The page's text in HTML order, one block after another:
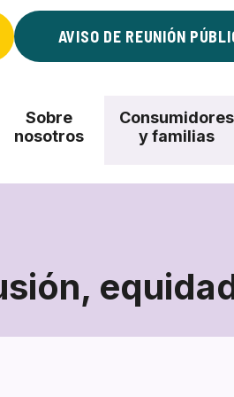
AVISO DE REUNIÓN
Sobre
nosotros
Consumidores
y familias
Política
de